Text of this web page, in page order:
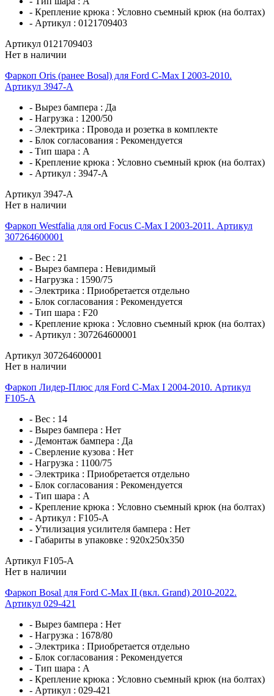
- Крепление крюка : Условно съемный крюк (на болтах)
- Артикул : 0121709403
Артикул 0121709403
Нет в наличии
Фаркоп Oris (ранее Bosal) для Ford C-Max I 2003-2010.
Артикул 3947-A
- Вырез бампера : Да
- Нагрузка : 1200/50
- Электрика : Провода и розетка в комплекте
- Блок согласования : Рекомендуется
- Тип шара : A
- Крепление крюка : Условно съемный крюк (на болтах)
- Артикул : 3947-A
Артикул 3947-A
Нет в наличии
Фаркоп Westfalia для ord Focus C-Max I 2003-2011. Артикул
307264600001
- Вес : 21
- Вырез бампера : Невидимый
- Нагрузка : 1590/75
- Электрика : Приобретается отдельно
- Блок согласования : Рекомендуется
- Тип шара : F20
- Крепление крюка : Условно съемный крюк (на болтах)
- Артикул : 307264600001
Артикул 307264600001
Нет в наличии
Фаркоп Лидер-Плюс для Ford C-Max I 2004-2010. Артикул
F105-A
- Вес : 14
- Вырез бампера : Нет
- Демонтаж бампера : Да
- Сверление кузова : Нет
- Нагрузка : 1100/75
- Электрика : Приобретается отдельно
- Блок согласования : Рекомендуется
- Тип шара : A
- Крепление крюка : Условно съемный крюк (на болтах)
- Артикул : F105-A
- Утилизация усилителя бампера : Нет
- Габариты в упаковке : 920x250x350
Артикул F105-A
Нет в наличии
Фаркоп Bosal для Ford C-Max II (вкл. Grand) 2010-2022.
Артикул 029-421
- Вырез бампера : Нет
- Нагрузка : 1678/80
- Электрика : Приобретается отдельно
- Блок согласования : Рекомендуется
- Тип шара : A
- Крепление крюка : Условно съемный крюк (на болтах)
- Артикул : 029-421